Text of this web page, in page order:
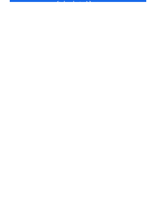
参加申し込み